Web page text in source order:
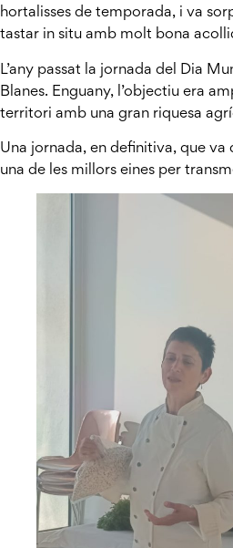
hortalisses de temporada, i va
tastar in situ amb molt bona
L’any passat la jornada del Dia
Blanes. Enguany, l’objectiu era
territori amb una gran riquesa
Una jornada, en definitiva, que
una de les millors eines per